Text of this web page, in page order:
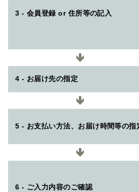
3 - 会員登録 or 住所等の記入
4 - お届け先の指定
5 - お支払い方法、お届け時間等の指
6 - ご入力内容のご確認